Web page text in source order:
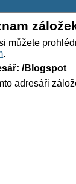
můžete
.
/Blogspot
adresáři